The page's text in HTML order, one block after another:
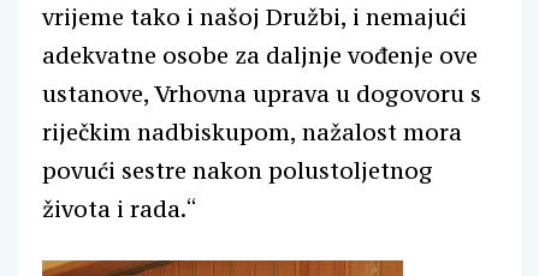
vrijeme tako i našoj Družbi, i nemajući
adekvatne osobe za daljnje vođenje ove
ustanove, Vrhovna uprava u dogovoru s
riječkim nadbiskupom, nažalost mora
povući sestre nakon polustoljetnog
života i rada.“